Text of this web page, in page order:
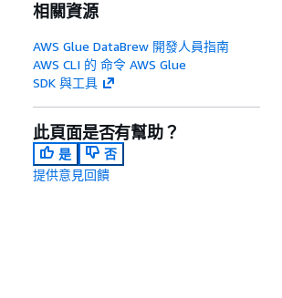
相關資源
AWS Glue DataBrew 開發人員指南
AWS CLI 的 命令 AWS Glue
SDK 與工具
此頁面是否有幫助？
是
否
提供意見回饋